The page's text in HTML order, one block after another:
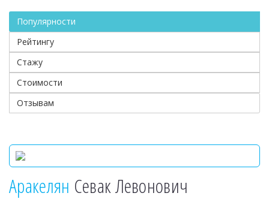
Популярности
Рейтингу
Стажу
Стоимости
Отзывам
Аракелян Севак Левонович